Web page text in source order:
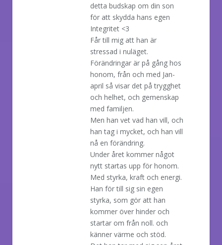
detta budskap om din son
för att skydda hans egen
Integritet <3
Får till mig att han är
stressad i nuläget.
Förändringar är på gång hos
honom, från och med Jan-
april så visar det på trygghet
och helhet, och gemenskap
med familjen.
Men han vet vad han vill, och
han tag i mycket, och han vill
nå en förändring.
Under året kommer något
nytt startas upp för honom.
Med styrka, kraft och energi.
Han för till sig sin egen
styrka, som gör att han
kommer över hinder och
startar om från noll. och
känner värme och stöd.